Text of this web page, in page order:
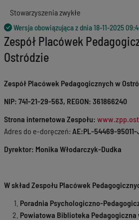
Stowarzyszenia zwykłe
Wersja obowiązująca z dnia18-11-2025
Zespół Placówek
Ostródzie
Zespół Placówek Pedagogicznych w
NIP: 741-21-29-563, REGON: 361866240
Strona internetowa Zespołu:
Adres do e-doręczeń: AE:PL-54469-95011-
Dyrektor: Monika Włodarczyk-Dudka
W skład Zespołu Placówek
Poradnia Psychologiczno-
Powiatowa Biblioteka Pedagogiczna